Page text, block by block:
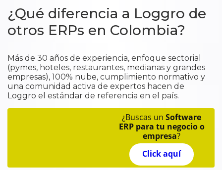
¿Qué diferencia a Loggro de
otros ERPs en Colombia?
Más de 30 años de experiencia, enfoque sectorial
(pymes, hoteles, restaurantes, medianas y grandes
empresas), 100% nube, cumplimiento normativo y
una comunidad activa de expertos hacen de
Loggro el estándar de referencia en el país.
¿Buscas unSoftware
ERP para tu negocio o
empresa?
Click aquí